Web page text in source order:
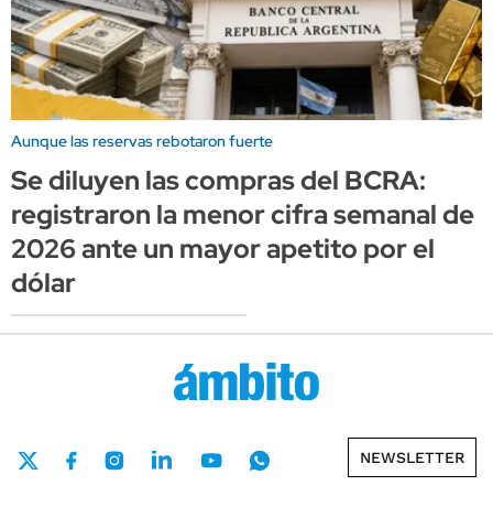
Aunque las reservas rebotaron fuerte
Se diluyen las compras del BCRA:
registraron la menor cifra semanal de
2026 ante un mayor apetito por el
dólar
NEWSLETTER